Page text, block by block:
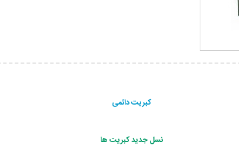
کبریت دائمی
نسل جدید کبریت ها